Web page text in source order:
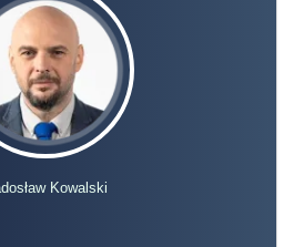
Kowalski